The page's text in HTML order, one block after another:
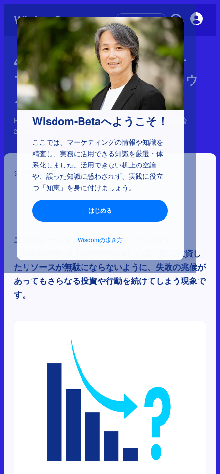
Wisdom-Betaへようこそ！
ここでは、マーケティングの情報や知識を
精査し、実務に活用できる知識を厳選・体
系化しました。活用できない机上の空論
や、誤った知識に惑わされず、実践に役立
つ「知恵」を身に付けましょう。
はじめる
Wisdomの歩き方
初めての方へ
4-1-6：エスカレーション・オ
ブ・コミットメント、エンドウ
メント効果、貨幣錯覚
HOWを左右する心理学 170理論：9分類と64の優先理論
2024年12月3日
シェア
エスカレーション・オブ・コミットメント
（Escalation of Commitment）とは、既に投資し
たリソースが無駄にならないように、失敗の兆候が
あってもさらなる投資や行動を続けてしまう現象で
す。